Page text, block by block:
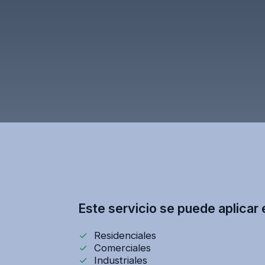
Este servicio se puede aplicar
Residenciales
Comerciales
Industriales